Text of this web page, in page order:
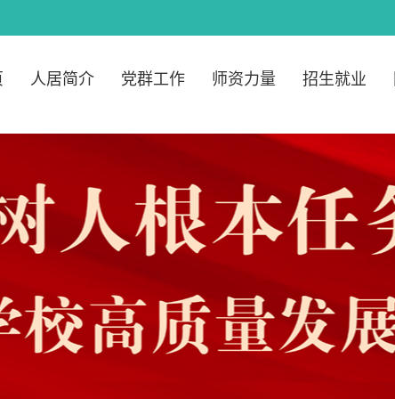
人居简介 党群工作 师资力量 招生就业